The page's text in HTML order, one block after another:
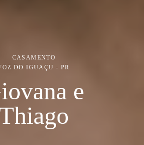
CASAMENTO
DO IGUAÇU - PR
e
Thiago